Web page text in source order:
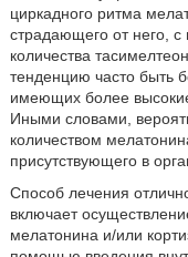
циркадного ритма
страдающего от него,
количества
тенденцию часто быть
имеющих более
Иными словами,
количеством
присутствующего в
Способ лечения
включает
мелатонина и/или